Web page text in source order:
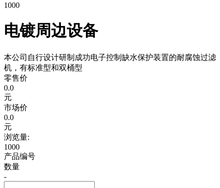
1000
电镀周边设备
本公司自行设计研制成功电子控制缺水保护装置的耐腐蚀过滤
机，有标准型和双桶型
零售价
0.0
元
市场价
0.0
元
浏览量:
1000
产品编号
数量
-